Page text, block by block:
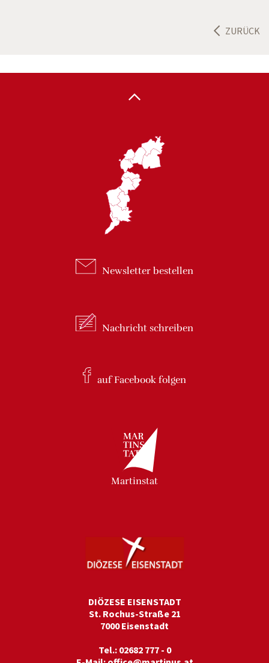
ZURÜCK
Newsletter bestellen
Nachricht schreiben
auf Facebookfolgen
Martinstat
DIÖZESE EISENSTADT
St. Rochus-Straße 21
7000 Eisenstadt
Tel.: 02682 777 - 0